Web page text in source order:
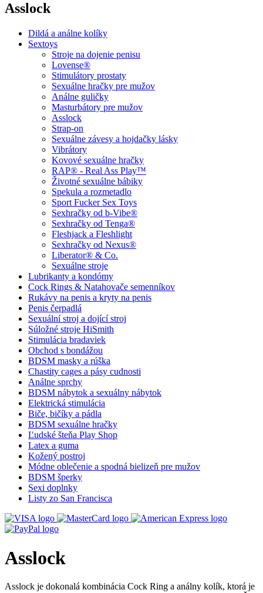
Asslock
Dildá a análne kolíky
Sextoys
Stroje na dojenie penisu
Lovense®
Stimulátory prostaty
Sexuálne hračky pre mužov
Análne guličky
Masturbátory pre mužov
Asslock
Strap-on
Sexuálne závesy a hojdačky lásky
Vibrátory
Kovové sexuálne hračky
RAP® - Real Ass Play™
Životné sexuálne bábiky
Spekula a rozmetadlo
Sport Fucker Sex Toys
Sexhračky od b-Vibe®
Sexhračky od Tenga®
Fleshjack a Fleshlight
Sexhračky od Nexus®
Liberator® & Co.
Sexuálne stroje
Lubrikanty a kondómy
Cock Rings & Natahovače semenníkov
Rukávy na penis a kryty na penis
Penis čerpadlá
Sexuální stroj a dojící stroj
Súložné stroje HiSmith
Stimulácia bradaviek
Obchod s bondážou
BDSM masky a rúška
Chastity cages a pásy cudnosti
Análne sprchy
BDSM nábytok a sexuálny nábytok
Elektrická stimulácia
Biče, bičíky a pádla
BDSM sexuálne hračky
Ľudské šteňa Play Shop
Latex a guma
Kožený postroj
Módne oblečenie a spodná bielizeň pre mužov
BDSM šperky
Sexi doplnky
Listy zo San Francisca
Asslock
Asslock je dokonalá kombinácia Cock Ring a análny kolík, ktorá je